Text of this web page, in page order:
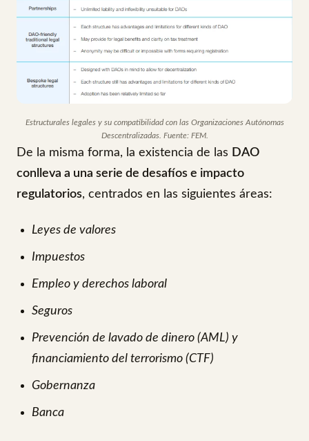
Estructurales legales y su compatibilidad con las Organizaciones Autónomas
Descentralizadas. Fuente: FEM.
De la misma forma, la existencia de las DAO
conlleva a una serie de desafíos e impacto
regulatorios, centrados en las siguientes áreas:
Leyes de valores
Impuestos
Empleo y derechos laboral
Seguros
Prevención de lavado de dinero (AML) y
financiamiento del terrorismo (CTF)
Gobernanza
Banca